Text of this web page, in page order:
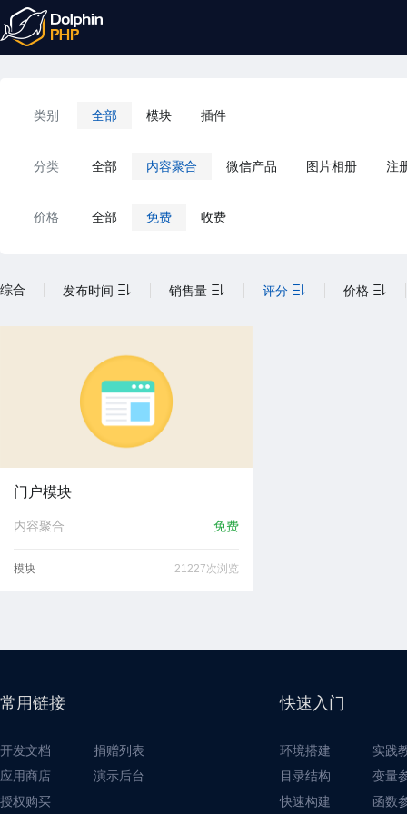
类别 全部 模块 插件
分类 全部 内容聚合 微信产品 图片相册 注
价格 全部 免费 收费
综合 发布时间 销售量 评分 价格
门户模块
免费
内容聚合
模块 21227次浏览
常用链接
开发文档
捐赠列表
应用商店
演示后台
授权购买
快速入门
环境搭建
实践
目录结构
变量
快速构建
函数